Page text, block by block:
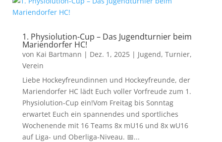
1. Physiolution-Cup – Das Jugendturnier beim
Mariendorfer HC!
von Kai Bartmann | Dez. 1, 2025| Jugend, Turnier,
Verein
Liebe Hockeyfreundinnen und Hockeyfreunde, der
Mariendorfer HC lädt Euch voller Vorfreude zum 1.
Physiolution-Cup ein!Vom Freitag bis Sonntag
erwartet Euch ein spannendes und sportliches
Wochenende mit 16 Teams 8x mU16 und 8x wU16
auf Liga- und Oberliga-Niveau. 📅...